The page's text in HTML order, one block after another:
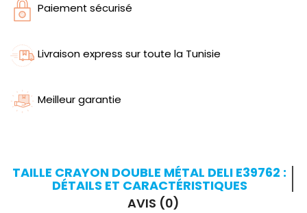
Paiement sécurisé
Livraison express sur toute la Tunisie
Meilleur garantie
TAILLE CRAYON DOUBLE MÉTAL DELI E39762 :
DÉTAILS ET CARACTÉRISTIQUES
AVIS (0)